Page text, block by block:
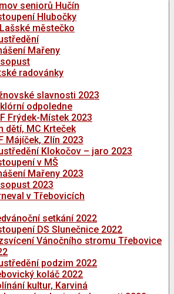
seniorů Hučín
Hlubočky
městečko
Mařeny
radovánky
slavnosti 2023
odpoledne
Frýdek-Místek 2023
dětí, MC Krteček
Májíček, Zlín 2023
Klokočov – jaro 2023
v MŠ
Mařeny 2023
2023
v Třebovicích
setkání 2022
DS Slunečnice 2022
Vánočního stromu Třebovice
podzim 2022
koláč 2022
kultur, Karviná